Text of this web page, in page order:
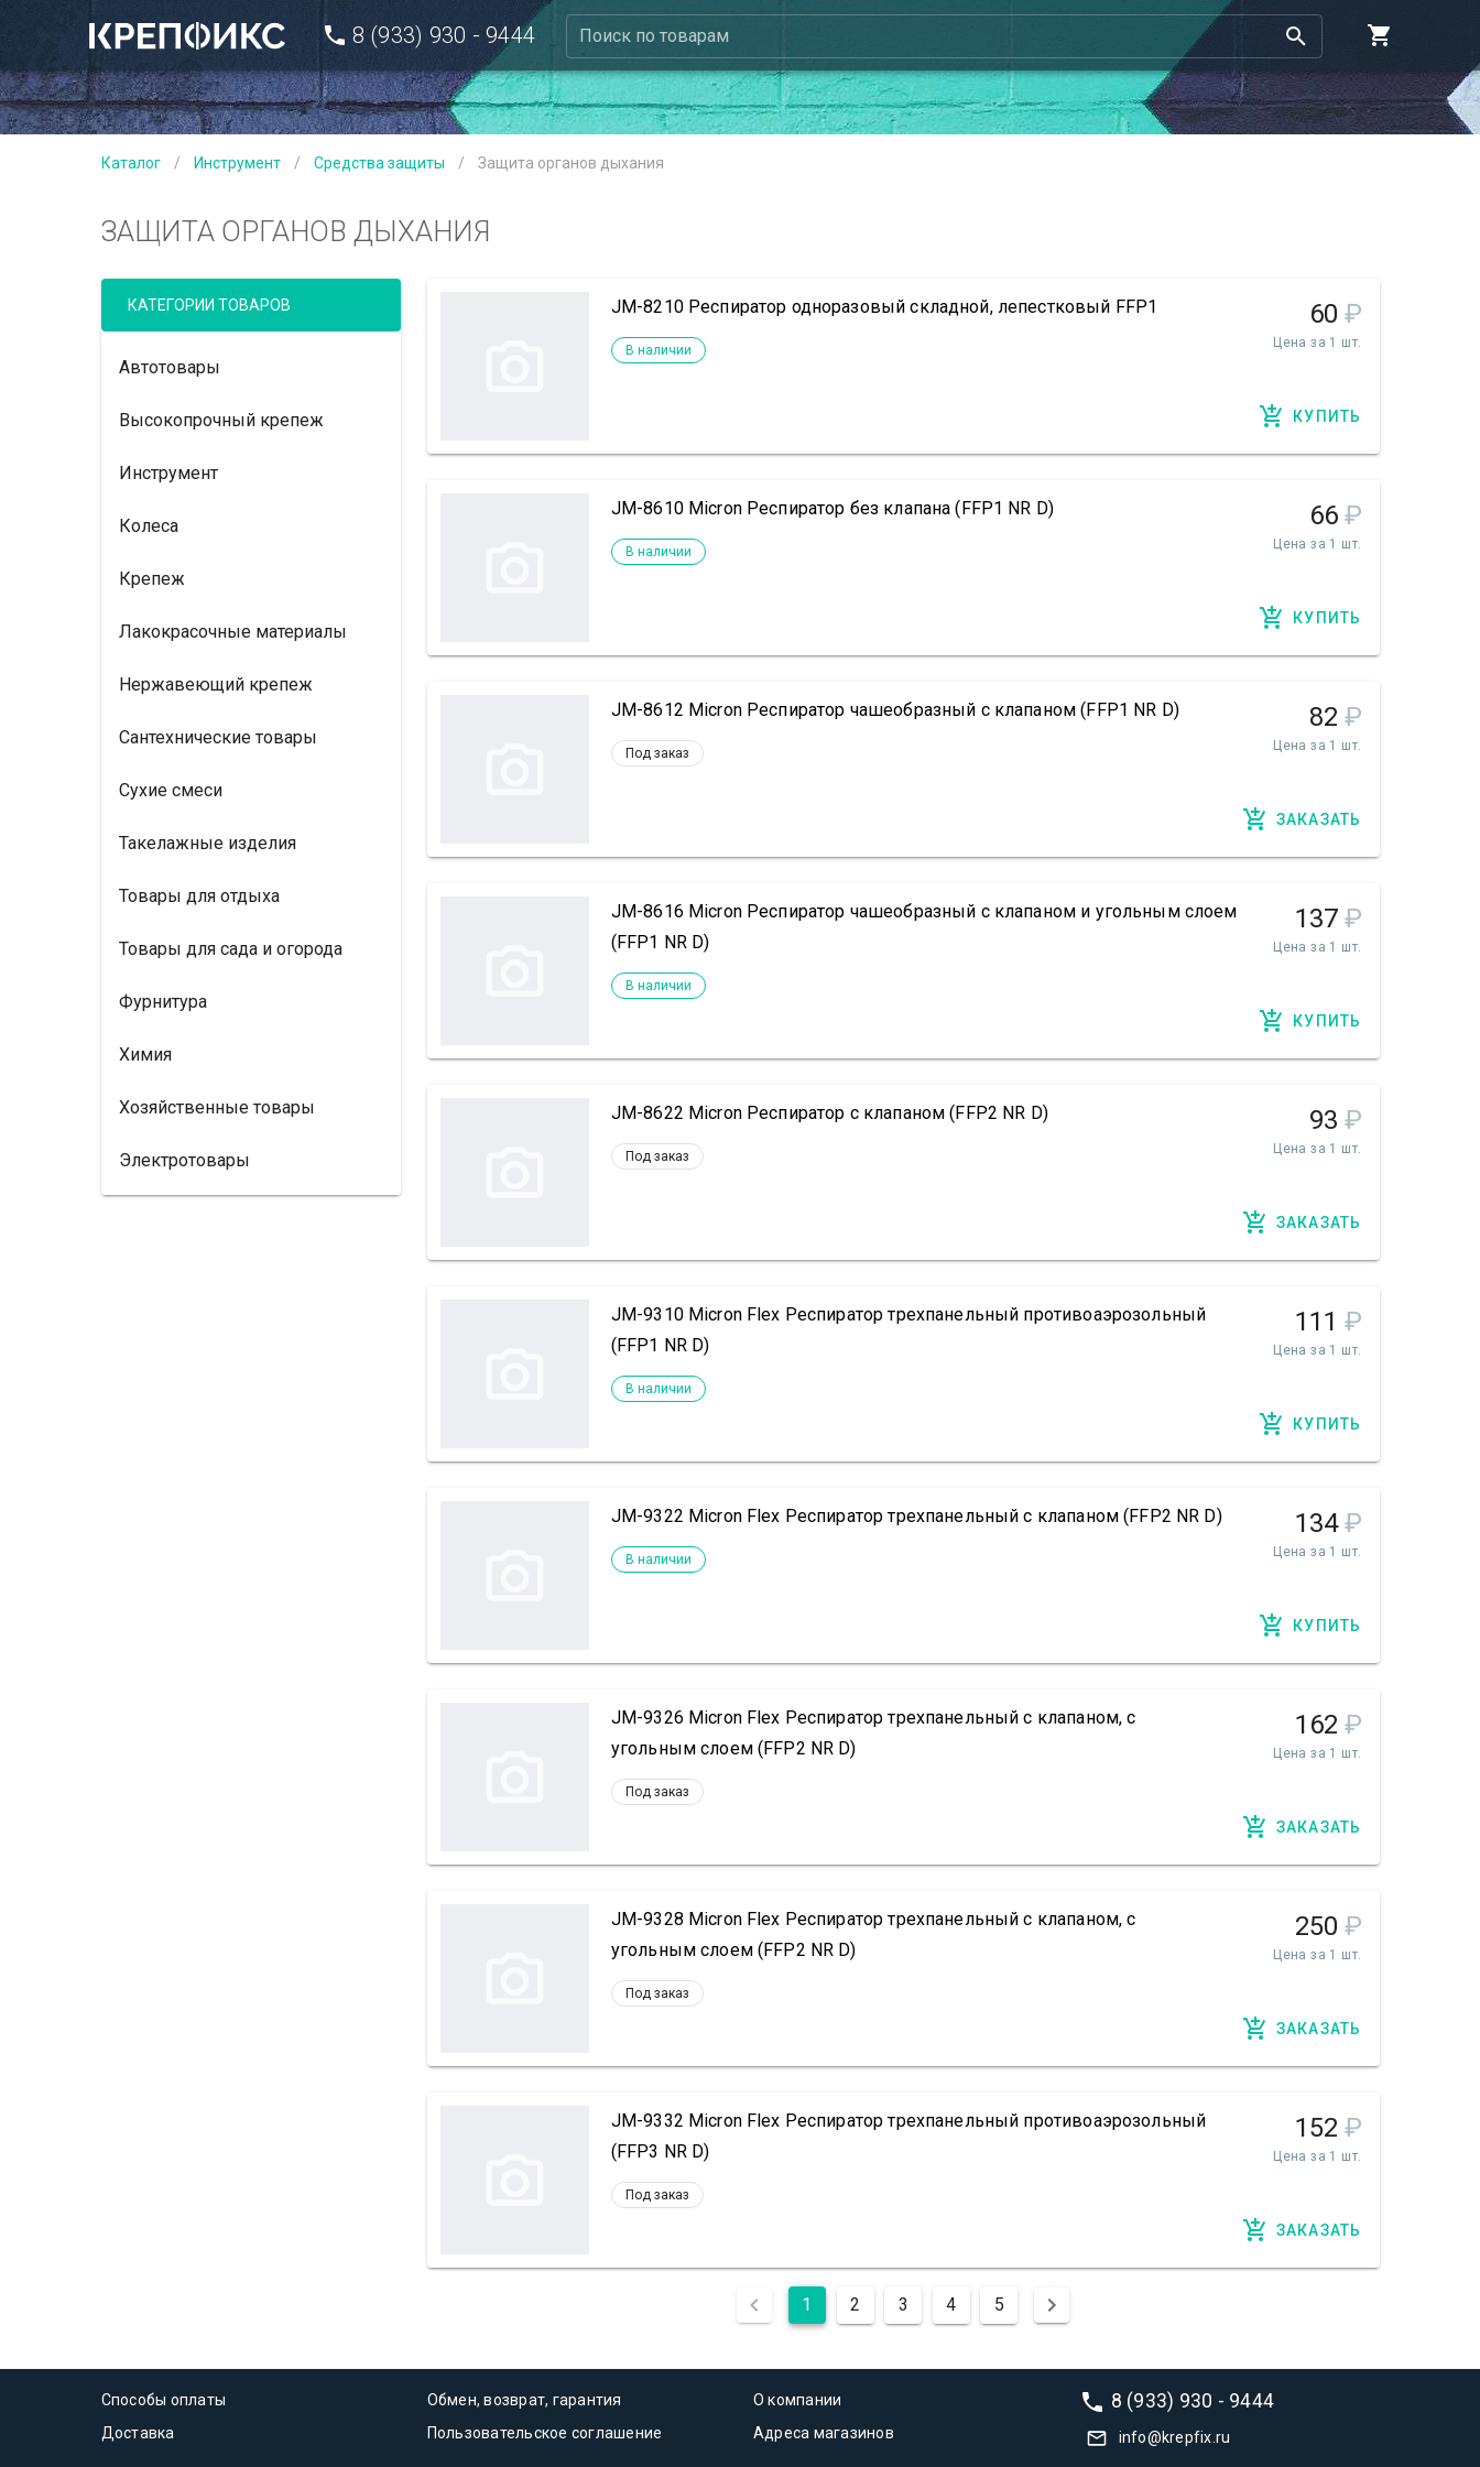
8 (933) 930 - 9444 Поиск по товарам
Каталог / Инструмент / Средства защиты / Защита органов дыхания
ЗАЩИТА ОРГАНОВ ДЫХАНИЯ
КАТЕГОРИИ ТОВАРОВ
Автотовары
Высокопрочный крепеж
Инструмент
Колеса
Крепеж
Лакокрасочные материалы
Нержавеющий крепеж
Сантехнические товары
Сухие смеси
Такелажные изделия
Товары для отдыха
Товары для сада и огорода
Фурнитура
Химия
Хозяйственные товары
Электротовары
JM-8210 Респиратор одноразовый складной, лепестковый FFP1
В наличии
60 ₽
Цена за 1 шт.
КУПИТЬ
JM-8610 Micron Респиратор без клапана (FFP1 NR D)
В наличии
66 ₽
Цена за 1 шт.
КУПИТЬ
JM-8612 Micron Респиратор чашеобразный с клапаном (FFP1 NR D)
Под заказ
82 ₽
Цена за 1 шт.
ЗАКАЗАТЬ
JM-8616 Micron Респиратор чашеобразный с клапаном и угольным слоем
(FFP1 NR D)
В наличии
137 ₽
Цена за 1 шт.
КУПИТЬ
JM-8622 Micron Респиратор с клапаном (FFP2 NR D)
Под заказ
93 ₽
Цена за 1 шт.
ЗАКАЗАТЬ
JM-9310 Micron Flex Респиратор трехпанельный противоаэрозольный
(FFP1 NR D)
В наличии
111 ₽
Цена за 1 шт.
КУПИТЬ
JM-9322 Micron Flex Респиратор трехпанельный с клапаном (FFP2 NR D)
В наличии
134 ₽
Цена за 1 шт.
КУПИТЬ
JM-9326 Micron Flex Респиратор трехпанельный с клапаном, с
угольным слоем (FFP2 NR D)
Под заказ
162 ₽
Цена за 1 шт.
ЗАКАЗАТЬ
JM-9328 Micron Flex Респиратор трехпанельный с клапаном, с
угольным слоем (FFP2 NR D)
Под заказ
250 ₽
Цена за 1 шт.
ЗАКАЗАТЬ
JM-9332 Micron Flex Респиратор трехпанельный противоаэрозольный
(FFP3 NR D)
Под заказ
152 ₽
Цена за 1 шт.
ЗАКАЗАТЬ
1 2 3 4 5
Способы оплаты
Доставка
Обмен, возврат, гарантия
Пользовательское соглашение
О компании
Адреса магазинов
8 (933) 930 - 9444
info@krepfix.ru